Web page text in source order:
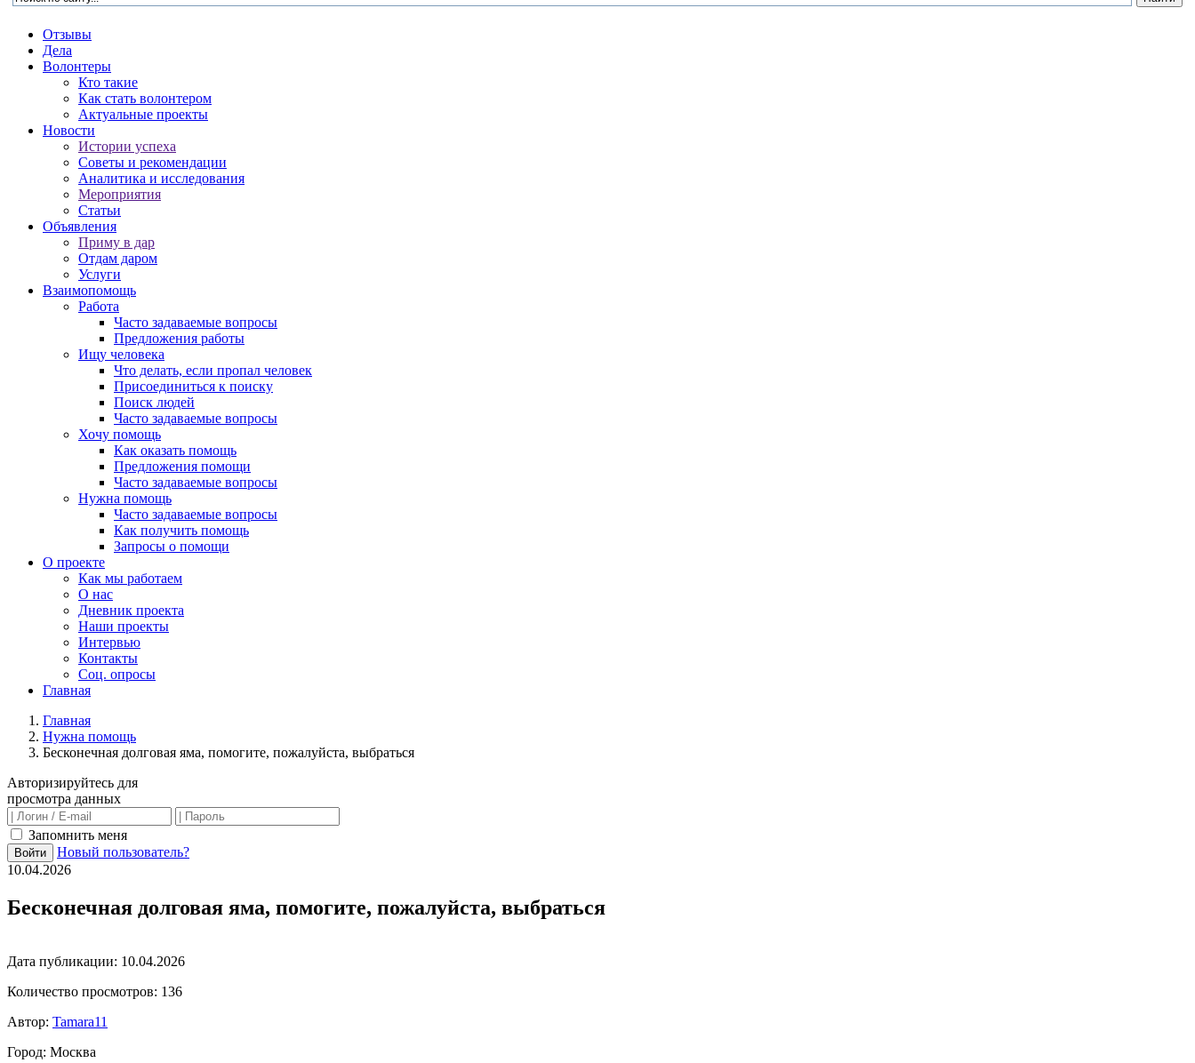
Отзывы
Дела
Волонтеры
Кто такие
Как стать волонтером
Актуальные проекты
Новости
Истории успеха
Советы и рекомендации
Аналитика и исследования
Мероприятия
Статьи
Объявления
Приму в дар
Отдам даром
Услуги
Взаимопомощь
Работа
Часто задаваемые вопросы
Предложения работы
Ищу человека
Что делать, если пропал человек
Присоединиться к поиску
Поиск людей
Часто задаваемые вопросы
Хочу помощь
Как оказать помощь
Предложения помощи
Часто задаваемые вопросы
Нужна помощь
Часто задаваемые вопросы
Как получить помощь
Запросы о помощи
О проекте
Как мы работаем
О нас
Дневник проекта
Наши проекты
Интервью
Контакты
Соц. опросы
Главная
Главная
Нужна помощь
Бесконечная долговая яма, помогите, пожалуйста, выбраться
Авторизируйтесь для
просмотра данных
Запомнить меня
Войти
Новый пользователь?
10.04.2026
Бесконечная долговая яма, помогите, пожалуйста, выбраться
Дата публикации: 10.04.2026
Количество просмотров: 136
Автор: Tamara11
Город: Москва